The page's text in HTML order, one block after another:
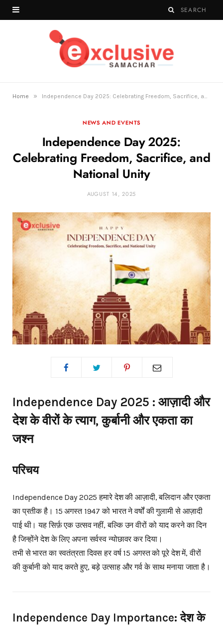
Home »
NEWS AND EVENTS
Independence Day 2025:
Celebrating Freedom, Sacrifice, and
National Unity
AUGUST 14, 2025
Independence Day 2025 : आज़ादी और
देश के वीरों के त्याग, कुर्बानी और एकता का
जश्न
परिचय
Independence Day 2025 हमारे देश की आज़ादी, बलिदान और एकता
का प्रतीक है। 15 अगस्त 1947 को भारत ने वर्षों की गुलामी से आज़ादी
पाई थी। यह सिर्फ़ एक उत्सव नहीं, बल्कि उन वीरों को याद करने का दिन
है जिन्होंने देश के लिए अपना सर्वस्व न्योछावर कर दिया।
तभी से भारत का स्वतंत्रता दिवस हर वर्ष 15 अगस्त को पूरे देश में, वीरों
की कुर्बानी को याद करते हुए, बड़े उत्साह और गर्व के साथ मनाया जाता है।
Independence Day Importance: देश के